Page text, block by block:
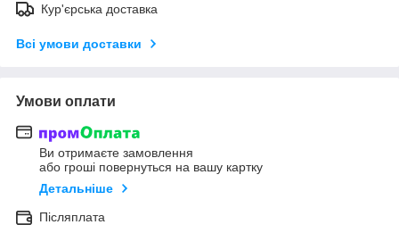
Кур'єрська доставка
Всі умови доставки
Умови оплати
Ви отримаєте замовлення
або гроші повернуться на вашу картку
Детальніше
Післяплата